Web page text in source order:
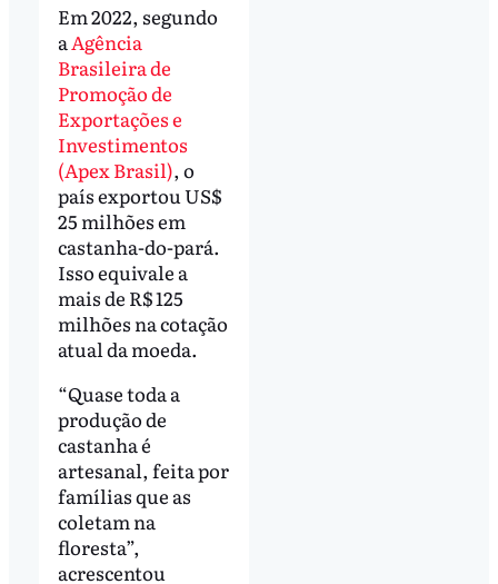
Em 2022, segundo
a Agência
Brasileira de
Promoção de
Exportações e
Investimentos
(Apex Brasil), o
país exportou US$
25 milhões em
castanha-do-pará.
Isso equivale a
mais de R$ 125
milhões na cotação
atual da moeda.
“Quase toda a
produção de
castanha é
artesanal, feita por
famílias que as
coletam na
floresta”,
acrescentou